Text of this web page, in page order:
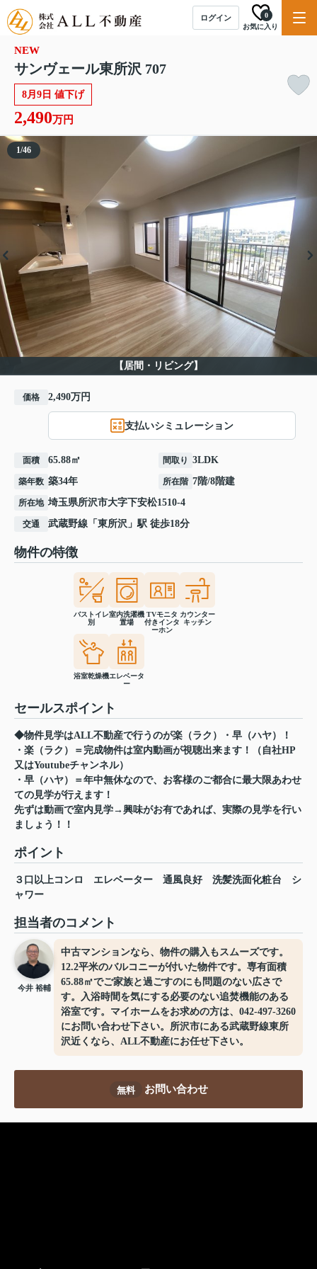
ログイン
お気に入り
0
NEW
サンヴェール東所沢 707
8月9日 値下げ
2,490万円
【居間・リビング】
1/46
価格 2,490万円
支払いシミュレーション
面積 65.88㎡ 間取り 3LDK
築年数 築34年 所在階 7階/8階建
所在地 埼玉県所沢市大字下安松1510-4
交通 武蔵野線 「 東所沢 」駅 徒歩18分
物件の特徴
バストイレ
別
室内洗濯機
置場
TVモニタ
付きインタ
ーホン
カウンター
キッチン
浴室乾燥機エレベータ
ー
セールスポイント
◆物件見学はALL不動産で行うのが楽（ラク）・早（ハヤ）！
・楽（ラク）＝完成物件は室内動画が視聴出来ます！（自社HP
又はYoutubeチャンネル）
・早（ハヤ）＝年中無休なので、お客様のご都合に最大限あわせ
ての見学が行えます！
先ずは動画で室内見学→興味がお有であれば、実際の見学を行い
ましょう！！
ポイント
３口以上コンロ エレベーター 通風良好 洗髪洗面化粧台
シ
ャワー
担当者のコメント
今井 裕輔
中古マンションなら、物件の購入もスムーズです。
12.2平米のバルコニーが付いた物件です。専有面積
65.88㎡でご家族と過ごすのにも問題のない広さで
す。入浴時間を気にする必要のない追焚機能のある
浴室です。マイホームをお求めの方は、042-497-3260
にお問い合わせ下さい。所沢市にある武蔵野線東所
沢近くなら、ALL不動産にお任せ下さい。
無料 お問い合わせ